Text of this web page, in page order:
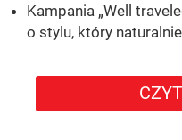
Kampania „Well
o stylu, który